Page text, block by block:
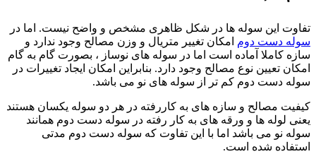
تفاوت این سوله ها در شکل ظاهری مشخص و واضح نیست. اما در
سوله دست دوم امکان تغییر متریال و وزن مصالح وجود ندارد و
سازه کاملا آماده است اما در سوله های نوساز ، بصورت گام به گام
امکان تعیین نوع مصالح وجود دارد. بنابراین امکان ایجاد تغییرات در
سوله دست دوم کم تر از سوله های نو می باشد.
کیفیت مصالح و سازه های به کاررفته در هر دو سوله یکسان هستند
یعنی لوله ها و ورقه های به کار رفته در سوله دست دوم همانند
سوله نو می باشد اما با این تفاوت که سوله دست دوم مدتی
استفاده شده است.